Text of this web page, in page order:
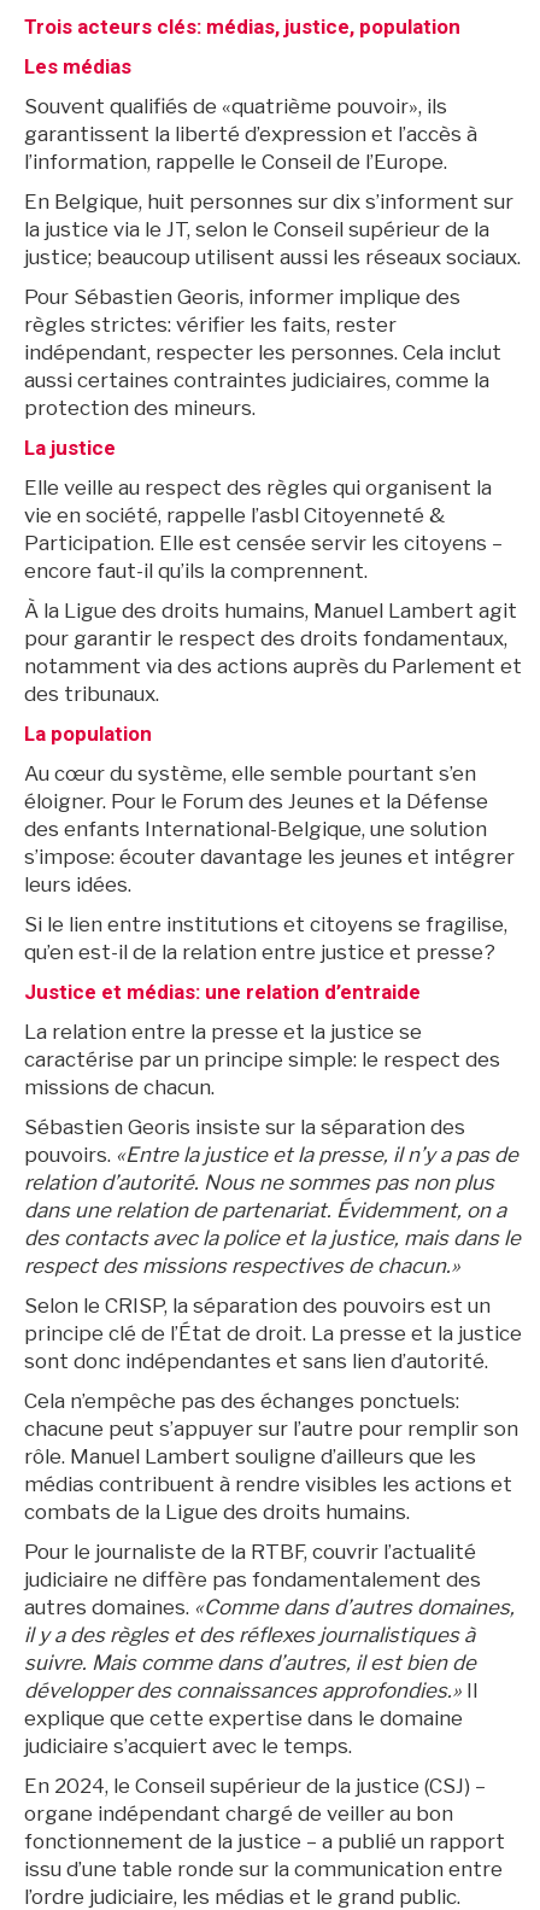
Trois acteurs clés: médias, justice, population
Les médias
Souvent qualifiés de «quatrième pouvoir», ils
garantissent la liberté d’expression et l’accès à
l’information, rappelle le Conseil de l’Europe.
En Belgique, huit personnes sur dix s’informent sur
la justice via le JT, selon le Conseil supérieur de la
justice; beaucoup utilisent aussi les réseaux sociaux.
Pour Sébastien Georis, informer implique des
règles strictes: vérifier les faits, rester
indépendant, respecter les personnes. Cela inclut
aussi certaines contraintes judiciaires, comme la
protection des mineurs.
La justice
Elle veille au respect des règles qui organisent la
vie en société, rappelle l’asbl Citoyenneté &
Participation. Elle est censée servir les citoyens –
encore faut-il qu’ils la comprennent.
À la Ligue des droits humains, Manuel Lambert agit
pour garantir le respect des droits fondamentaux,
notamment via des actions auprès du Parlement et
des tribunaux.
La population
Au cœur du système, elle semble pourtant s’en
éloigner. Pour le Forum des Jeunes et la Défense
des enfants International-Belgique, une solution
s’impose: écouter davantage les jeunes et intégrer
leurs idées.
Si le lien entre institutions et citoyens se fragilise,
qu’en est-il de la relation entre justice et presse?
Justice et médias: une relation d’entraide
La relation entre la presse et la justice se
caractérise par un principe simple: le respect des
missions de chacun.
Sébastien Georis insiste sur la séparation des
pouvoirs. «Entre la justice et la presse, il n’y a pas de
relation d’autorité. Nous ne sommes pas non plus
dans une relation de partenariat. Évidemment, on a
des contacts avec la police et la justice, mais dans le
respect des missions respectives de chacun.»
Selon le CRISP, la séparation des pouvoirs est un
principe clé de l’État de droit. La presse et la justice
sont donc indépendantes et sans lien d’autorité.
Cela n’empêche pas des échanges ponctuels:
chacune peut s’appuyer sur l’autre pour remplir son
rôle. Manuel Lambert souligne d’ailleurs que les
médias contribuent à rendre visibles les actions et
combats de la Ligue des droits humains.
Pour le journaliste de la RTBF, couvrir l’actualité
judiciaire ne diffère pas fondamentalement des
autres domaines. «Comme dans d’autres domaines,
il y a des règles et des réflexes journalistiques à
suivre. Mais comme dans d’autres, il est bien de
développer des connaissances approfondies.» Il
explique que cette expertise dans le domaine
judiciaire s’acquiert avec le temps.
En 2024, le Conseil supérieur de la justice (CSJ) –
organe indépendant chargé de veiller au bon
fonctionnement de la justice – a publié un rapport
issu d’une table ronde sur la communication entre
l’ordre judiciaire, les médias et le grand public.